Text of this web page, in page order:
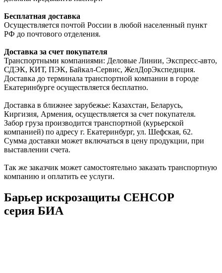
Бесплатная доставка
Осуществляется почтой России в любой населенный пункт
РФ до почтового отделения.
Доставка за счет покупателя
Транспортными компаниями: Деловые Линии, Экспресс-авто,
СДЭК, КИТ, ПЭК, Байкал-Сервис, ЖелДорЭкспедиция.
Доставка до терминала транспортной компании в городе
Екатеринбурге осуществляется бесплатно.
Доставка в ближнее зарубежье: Казахстан, Беларусь,
Киргизия, Армения, осуществляется за счет покупателя.
Забор груза производится транспортной (курьерской
компанией) по адресу г. Екатеринбург, ул. Шефская, 62.
Сумма доставки может включаться в цену продукции, при
выставлении счета.
Так же заказчик может самостоятельно заказать транспортную
компанию и оплатить ее услуги.
Барьер искрозащиты СЕНСОР
серия БИА